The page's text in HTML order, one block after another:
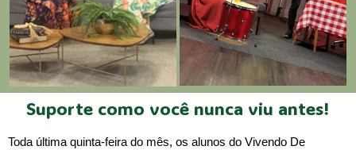
Suporte como você nunca viu antes!
Toda última quinta-feira do mês, os alunos do Vivendo De